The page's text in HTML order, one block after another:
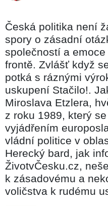
Česká politika není
spory o zásadní
společností a
frontě. Zvlášť když
potká s ráznými
uskupení Stačilo!.
Miroslava Etzlera,
z roku 1989, který
vyjádřením
vládní politice v
Herecký bard, jak
ŽivotvČesku.cz,
k zásadovému a
voličstva k rudému